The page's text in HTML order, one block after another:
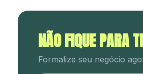
NÃO FIQUE PARA
Formalize seu negócio